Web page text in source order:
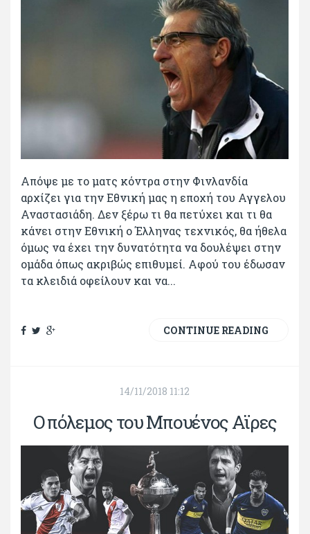
Απόψε με το ματς κόντρα στην Φινλανδία
αρχίζει για την Εθνική μας η εποχή του Αγγελου
Αναστασιάδη. Δεν ξέρω τι θα πετύχει και τι θα
κάνει στην Εθνική ο Έλληνας τεχνικός, θα ήθελα
όμως να έχει την δυνατότητα να δουλέψει στην
ομάδα όπως ακριβώς επιθυμεί. Αφού του έδωσαν
τα κλειδιά οφείλουν και να...
CONTINUE READING
14/11/2018 11:12
Ο πόλεμος του Μπουένος Αϊρες